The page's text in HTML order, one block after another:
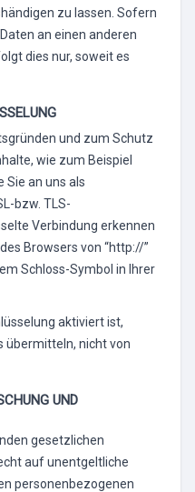
zu lassen. Sofern
an einen anderen
dies nur, soweit es
und zum Schutz
wie zum Beispiel
Sie an uns als
bzw. TLS-
Verbindung erkennen
Browsers von “http://”
Schloss-Symbol in Ihrer
aktiviert ist,
übermitteln, nicht von
UND
gesetzlichen
auf unentgeltliche
personenbezogenen